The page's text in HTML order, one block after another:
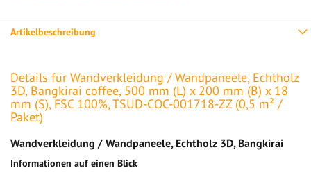
Artikelbeschreibung
Details für Wandverkleidung / Wandpaneele, Echtholz
3D, Bangkirai coffee, 500 mm (L) x 200 mm (B) x 18
mm (S), FSC 100%, TSUD-COC-001718-ZZ (0,5 m² /
Paket)
Wandverkleidung / Wandpaneele, Echtholz 3D, Bangkirai
Informationen auf einen Blick